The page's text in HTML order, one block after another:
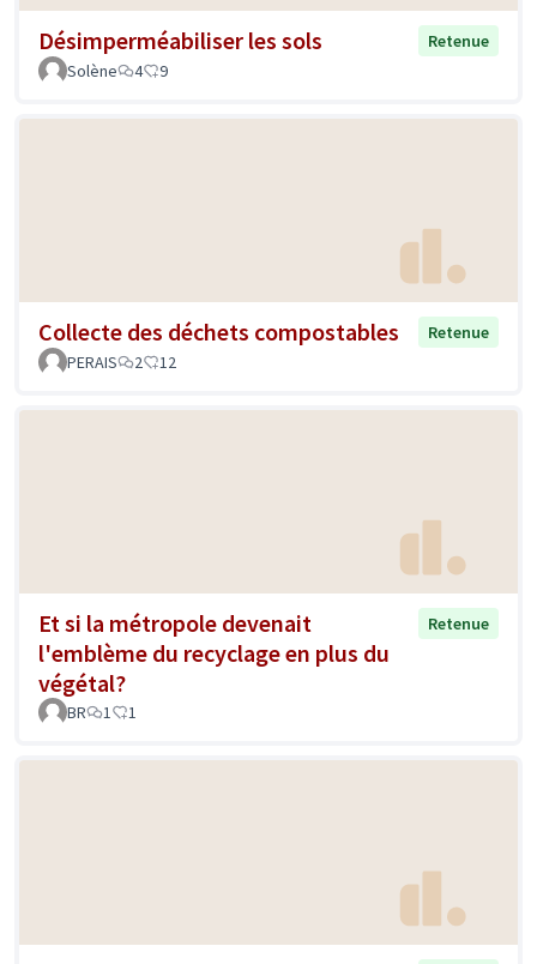
Désimperméabiliser les sols
Retenue
Solène
4 9
Collecte des déchets compostables
Retenue
PERAIS
2 12
Et si la métropole devenait
l'emblème du recyclage en plus du
végétal?
Retenue
BR 1 1